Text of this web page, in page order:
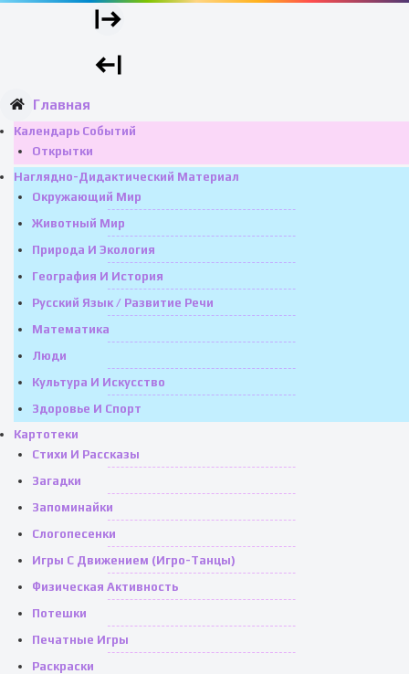
Главная
Календарь Событий
Открытки
Наглядно-Дидактический Материал
Окружающий Мир
Животный Мир
Природа И Экология
География И История
Русский Язык / Развитие Речи
Математика
Люди
Культура И Искусство
Здоровье И Спорт
Картотеки
Стихи И Рассказы
Загадки
Запоминайки
Слогопесенки
Игры С Движением (игро-Танцы)
Физическая Активность
Потешки
Печатные Игры
Раскраски